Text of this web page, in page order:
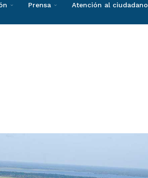
Prensa Atención al ciudadano